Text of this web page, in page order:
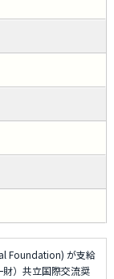
Foundation) が支給
）共立国際交流奨